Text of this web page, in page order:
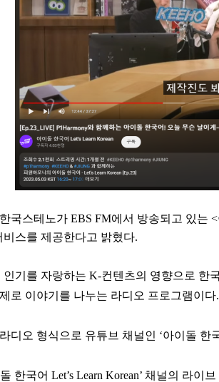
국스테노가 EBS FM에서 방송되고 있는
스를 제공한다고 밝혔다.
인기를 자랑하는 K-컨텐츠의 영향으로
로 이야기를 나누는 라디오 프로그램이다.
디오 형식으로 유튜브 채널인 ‘아이돌 한
한국어 Let’s Learn Korean’ 채널의 라